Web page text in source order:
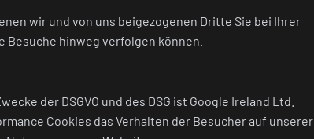
wir und von uns beigezogenen Dritte Sie bei Ihrer
hinweg verfolgen können.
der DSGVO und des DSG ist Google Ireland Ltd.
Cookies das Verhalten der Besucher auf unserer